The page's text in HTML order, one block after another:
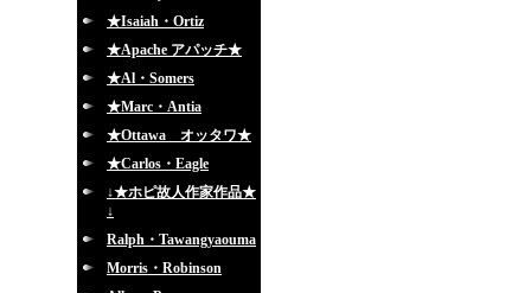
★Isaiah・Ortiz
★Apache アパッチ★
★Al・Somers
★Marc・Antia
★Ottawa オッタワ★
★Carlos・Eagle
↓★ホピ故人作家作品★
↓
Ralph・Tawangyaouma
Morris・Robinson